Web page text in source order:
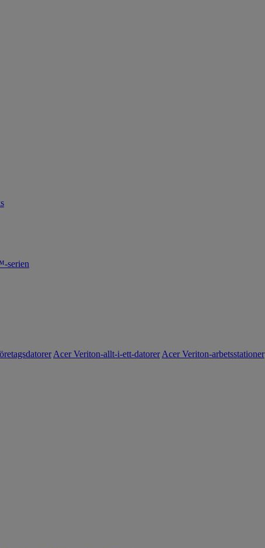
serien
Acer Veriton-allt-i-ett-datorer Acer Veriton-arbetsstationer